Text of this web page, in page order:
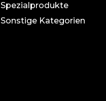
Spezialprodukte
Sonstige Kategorien